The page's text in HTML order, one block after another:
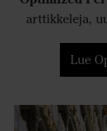
arttikkeleja,
Lue